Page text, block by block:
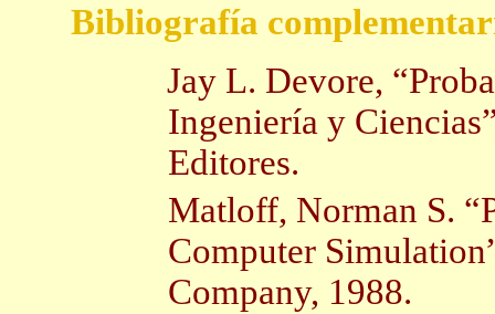
Bibliografía
Jay L. Devore,
Ingeniería y
Editores.
Matloff, Norman S.
Computer
Company, 1988.